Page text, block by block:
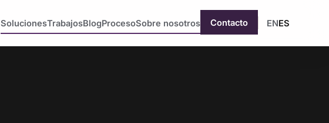
SolucionesTrabajosBlogProcesoSobre nosotros Contacto ENES